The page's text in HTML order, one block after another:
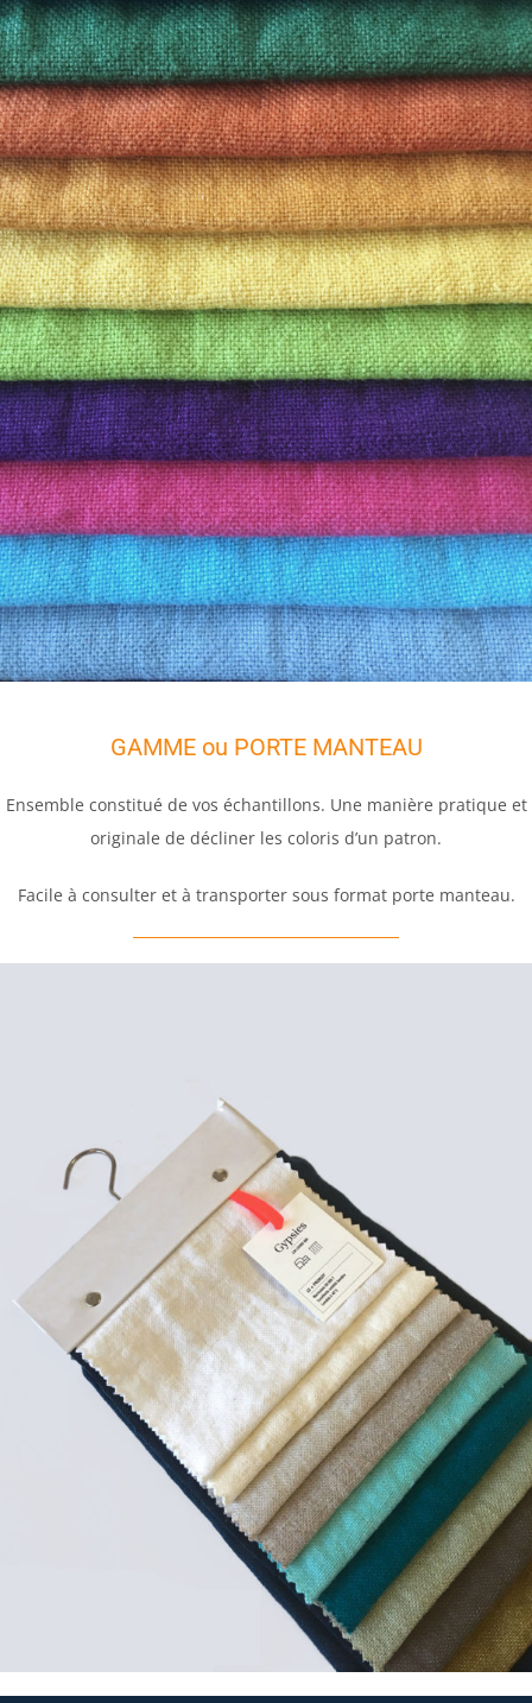
GAMME ou PORTE MANTEAU
Ensemble constitué de vos échantillons. Une manière pratique et
originale de décliner les coloris d’un patron.
Facile à consulter et à transporter sous format porte manteau.